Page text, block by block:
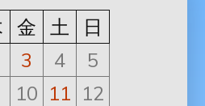
金 土
日
3 4
5
10 11 12